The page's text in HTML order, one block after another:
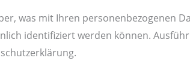
was mit Ihren personenbezogenen
identifiziert werden können.